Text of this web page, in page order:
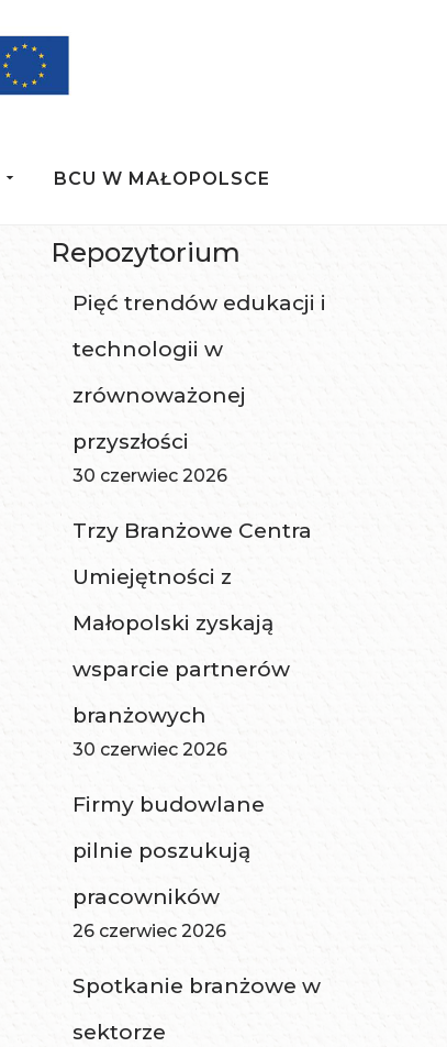
BCU W MAŁOPOLSCE
Repozytorium
Pięć trendów edukacji i
technologii w
zrównoważonej
przyszłości
30 czerwiec 2026
Trzy Branżowe Centra
Umiejętności z
Małopolski zyskają
wsparcie partnerów
branżowych
30 czerwiec 2026
Firmy budowlane
pilnie poszukują
pracowników
26 czerwiec 2026
Spotkanie branżowe w
sektorze